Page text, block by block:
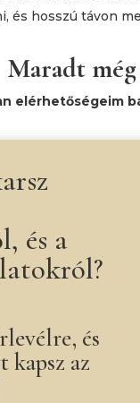
és hosszú távon
Maradt
elérhetőségeim
és a
és
kapsz az